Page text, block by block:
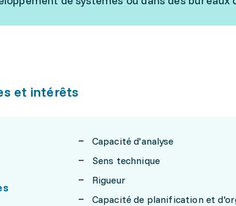
et intérêts
Capacité d'analyse
Sens technique
Rigueur
Capacité de planification et